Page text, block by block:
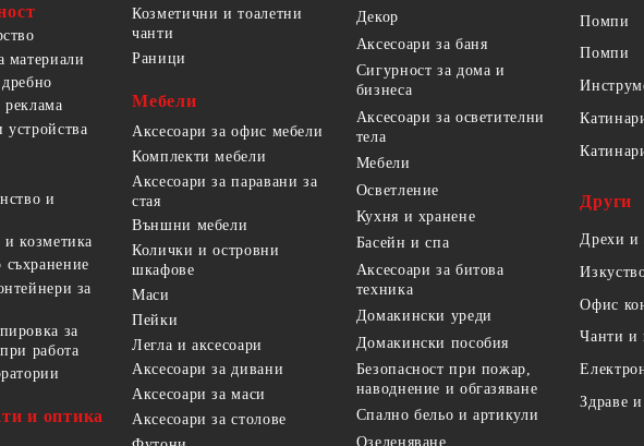
материали
и
козметика
за
за
работа
и оптика
Козметични и тоалетни
чанти
Раници
Мебели
Аксесоари за офис мебели
Комплекти мебели
Аксесоари за паравани за
стая
Външни мебели
Колички и островни
шкафове
Маси
Пейки
Легла и аксесоари
Аксесоари за дивани
Аксесоари за маси
Аксесоари за столове
Декор
Аксесоари за баня
Сигурност за дома и
бизнеса
Аксесоари за осветителни
тела
Мебели
Осветление
Кухня и хранене
Басейн и спа
Аксесоари за битова
техника
Домакински уреди
Домакински пособия
Безопасност при пожар,
наводнение и обгазяване
Спално бельо и артикули
Озеленяване
Помпи
Помпи
Други
Дрехи и
Офис
Чанти и
Здраве